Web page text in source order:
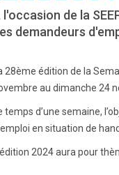
l'occasion de la
demandeurs
28ème édition de la
au dimanche 24
temps d’une semaine,
en situation de
2024 aura pour